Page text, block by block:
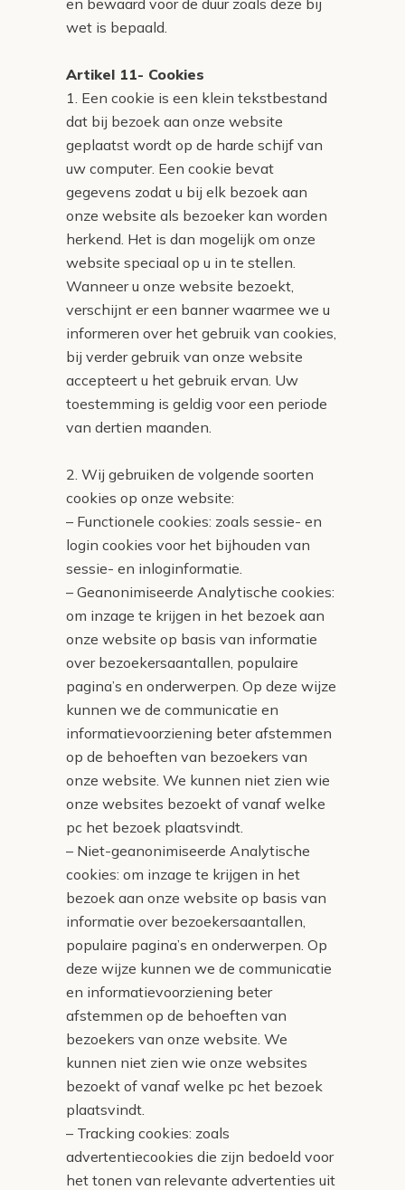
wet is bepaald.
Artikel 11- Cookies
1. Een cookie is een klein tekstbestand
dat bij bezoek aan onze website
geplaatst wordt op de harde schijf van
uw computer. Een cookie bevat
gegevens zodat u bij elk bezoek aan
onze website als bezoeker kan worden
herkend. Het is dan mogelijk om onze
website speciaal op u in te stellen.
Wanneer u onze website bezoekt,
verschijnt er een banner waarmee we u
informeren over het gebruik van cookies,
bij verder gebruik van onze website
accepteert u het gebruik ervan. Uw
toestemming is geldig voor een periode
van dertien maanden.
2. Wij gebruiken de volgende soorten
cookies op onze website:
– Functionele cookies: zoals sessie- en
login cookies voor het bijhouden van
sessie- en inloginformatie.
– Geanonimiseerde Analytische cookies:
om inzage te krijgen in het bezoek aan
onze website op basis van informatie
over bezoekersaantallen, populaire
pagina’s en onderwerpen. Op deze wijze
kunnen we de communicatie en
informatievoorziening beter afstemmen
op de behoeften van bezoekers van
onze website. We kunnen niet zien wie
onze websites bezoekt of vanaf welke
pc het bezoek plaatsvindt.
– Niet-geanonimiseerde Analytische
cookies: om inzage te krijgen in het
bezoek aan onze website op basis van
informatie over bezoekersaantallen,
populaire pagina’s en onderwerpen. Op
deze wijze kunnen we de communicatie
en informatievoorziening beter
afstemmen op de behoeften van
bezoekers van onze website. We
kunnen niet zien wie onze websites
bezoekt of vanaf welke pc het bezoek
plaatsvindt.
– Tracking cookies: zoals
advertentiecookies die zijn bedoeld voor
het tonen van relevante advertenties uit